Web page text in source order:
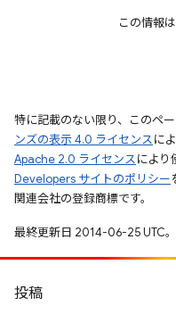
この情報
特に記載のない限り、このペ
ンズの表示 4.0 ライセンスに
Apache 2.0 ライセンスにより
Developers サイトのポリシー
関連会社の登録商標です。
最終更新日 2014-06-25 UTC。
投稿